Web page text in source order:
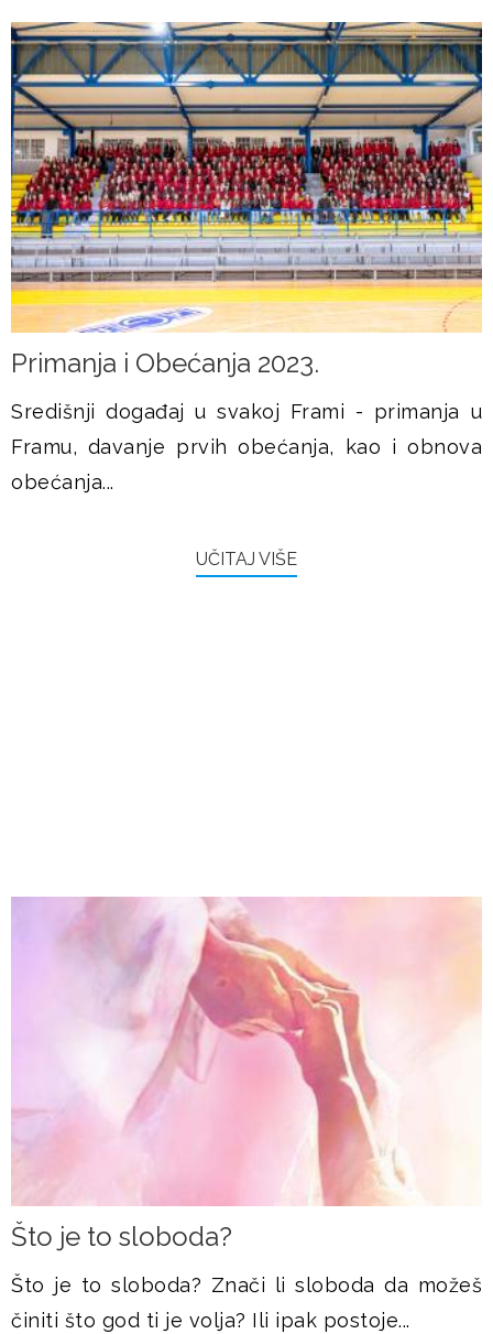
Primanja i Obećanja 2023.
Središnji događaj u svakoj Frami - primanja u
Framu, davanje prvih obećanja, kao i obnova
obećanja...
UČITAJ VIŠE
Što je to sloboda?
Što je to sloboda? Znači li sloboda da možeš
činiti što god ti je volja? Ili ipak postoje...